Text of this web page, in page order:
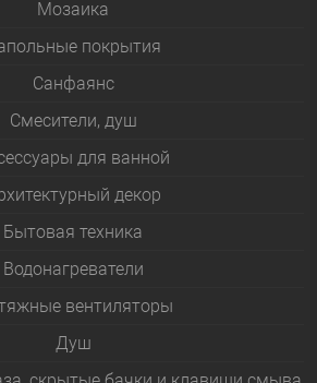
Мозаика
покрытия
Санфаянс
Смесители, душ
для ванной
декор
Бытовая техника
Водонагреватели
вентиляторы
Душ